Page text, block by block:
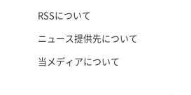
RSSについて
ニュース提供先について
当メディアについて